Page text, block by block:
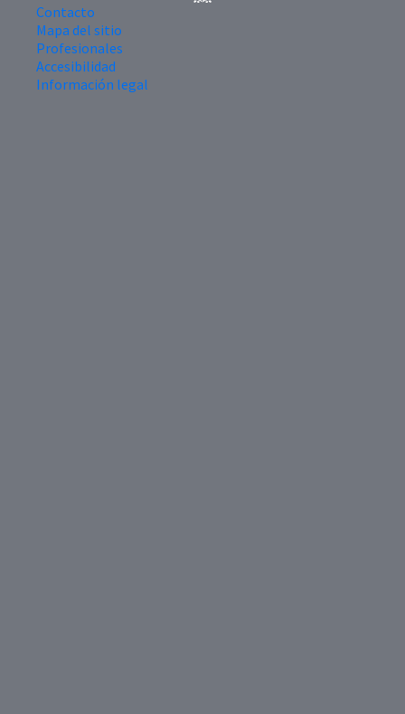
Contacto
Mapa del sitio
Profesionales
Accesibilidad
Información legal